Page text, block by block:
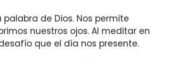
de Dios. Nos permite
nuestros ojos. Al meditar en
que el día nos presente.